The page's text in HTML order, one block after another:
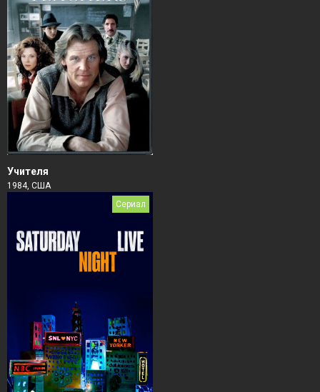
Учителя
1984, США
Сериал